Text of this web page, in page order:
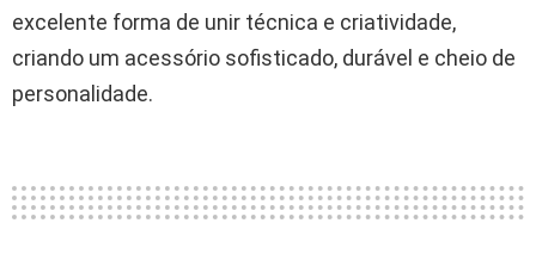
excelente forma de unir técnica e criatividade,
criando um acessório sofisticado, durável e cheio de
personalidade.